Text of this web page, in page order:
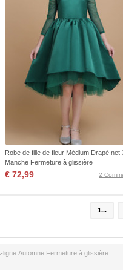
Robe de fille de fleur Médium Drapé net
Manche Fermeture à glissière
€ 72,99 2
1...
ligne Automne Fermeture à glissière